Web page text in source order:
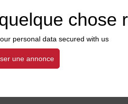
chose
personal data secured with us
une annonce